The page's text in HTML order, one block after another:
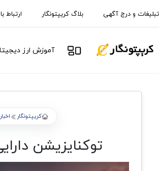
تبلیغات و درج آگهی بلاگ کریپتونگار ارتباط
آموزش ارز
کریپتونگار
توکنایزیشن دارایی های